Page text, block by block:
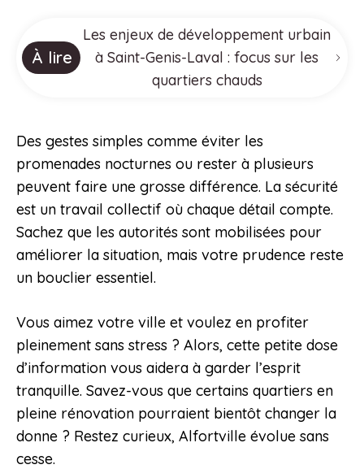
À lire
Les enjeux de développement urbain
à Saint-Genis-Laval : focus sur les
quartiers chauds
Des gestes simples comme éviter les
promenades nocturnes ou rester à plusieurs
peuvent faire une grosse différence. La sécurité
est un travail collectif où chaque détail compte.
Sachez que les autorités sont mobilisées pour
améliorer la situation, mais votre prudence reste
un bouclier essentiel.
Vous aimez votre ville et voulez en profiter
pleinement sans stress ? Alors, cette petite dose
d’information vous aidera à garder l’esprit
tranquille. Savez-vous que certains quartiers en
pleine rénovation pourraient bientôt changer la
donne ? Restez curieux, Alfortville évolue sans
cesse.